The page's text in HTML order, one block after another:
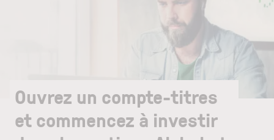
Ouvrez un compte-titres
et commencez à investir